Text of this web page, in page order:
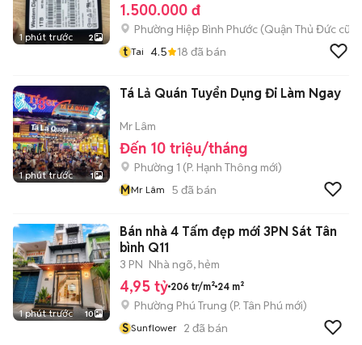
1 phút trước 2
1.500.000 đ
Phường Hiệp Bình Phước (Quận Thủ Đức cũ)
t Tai 4.5 18 đã bán
1 phút trước 1
Tá Lả Quán Tuyển Dụng Đi Làm Ngay
Mr Lâm
Đến 10 triệu/tháng
Phường 1 (P. Hạnh Thông mới)
MMr Lâm 5 đã bán
1 phút trước 10
Bán nhà 4 Tấm đẹp mới 3PN Sát Tân
bình Q11
3 PN Nhà ngõ, hẻm
4,95 tỷ 206 tr/m² 24 m²
Phường Phú Trung (P. Tân Phú mới)
S Sunflower 2 đã bán